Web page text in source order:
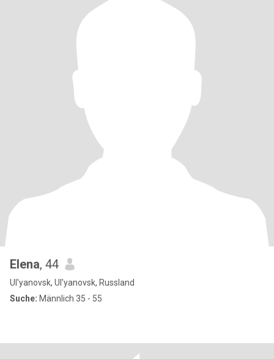
Elena, 44
Ul'yanovsk, Ul'yanovsk, Russland
Suche: Männlich 35 - 55